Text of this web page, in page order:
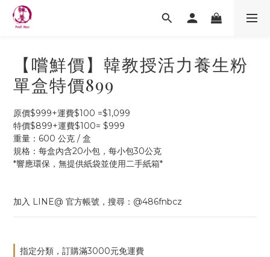
【嚐鮮價】韓教授活力養生粉
單盒特價899
原價$999+運費$100 =$1,099
特價$899+運費$100= $999
重量：600 公克 / 盒
規格：每盒內含20小包，每小包30公克
*響應環保，無提供紙袋並使用二手紙箱*
加入 LINE@ 官方帳號，搜尋：@486fnbcz
指定分類，訂購滿3000元免運費